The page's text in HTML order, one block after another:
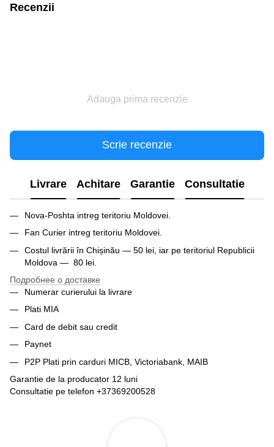
Recenzii
Adauga prima recenzie
Scrie recenzie
Livrare Achitare Garantie Consultatie
Nova-Poshta intreg teritoriu Moldovei.
Fan Curier intreg teritoriu Moldovei.
Costul livrării în Chișinău — 50 lei, iar pe teritoriul Republicii
Moldova — 80 lei.
Подробнее о доставке
Numerar curierului la livrare
Plati MIA
Card de debit sau credit
Paynet
P2P Plati prin carduri MICB, Victoriabank, MAIB
Garantie de la producator 12 luni
Consultatie pe telefon +37369200528